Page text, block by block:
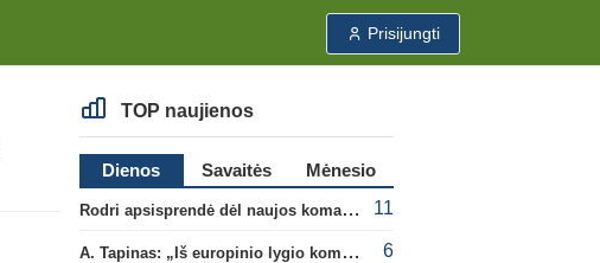
Prisijungti
TOP naujienos
Dienos Savaitės
Mėnesio
Rodri apsisprendė dėl naujos komandos
11
A. Tapinas: „Iš europinio lygio komandos gavom gerų pamokų“ 6